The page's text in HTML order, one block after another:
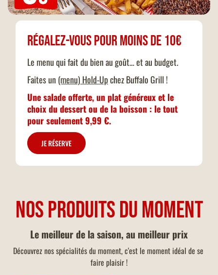
Régalez-vous pour moins de 10€
Le menu qui fait du bien au goût… et au budget.
Faites un (menu) Hold-Upchez Buffalo Grill !
Une salade offerte, un plat généreux et le
choix du dessert ou de la boisson : le tout
pour seulement 9,99 €.
JE RÉSERVE
NOS PRODUITS DU MOMENT
Le meilleur de la saison, au meilleur prix
Découvrez nos spécialités du moment, c'est le moment idéal de se
faire plaisir !